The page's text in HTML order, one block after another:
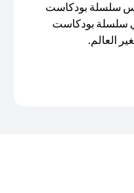
سلسلة بودكاست
سلسلة بودكاست
العالم.